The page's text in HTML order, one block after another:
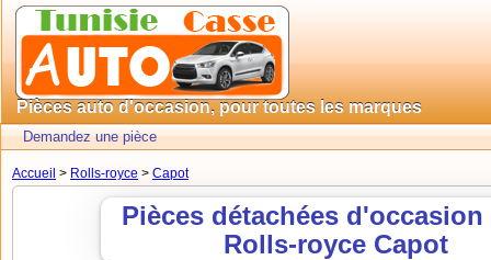
Pièces auto d'occasion, pour toutes les marques
Demandez une pièce
Accueil > Rolls-royce > Capot
Pièces détachées
Rolls-royce Capot